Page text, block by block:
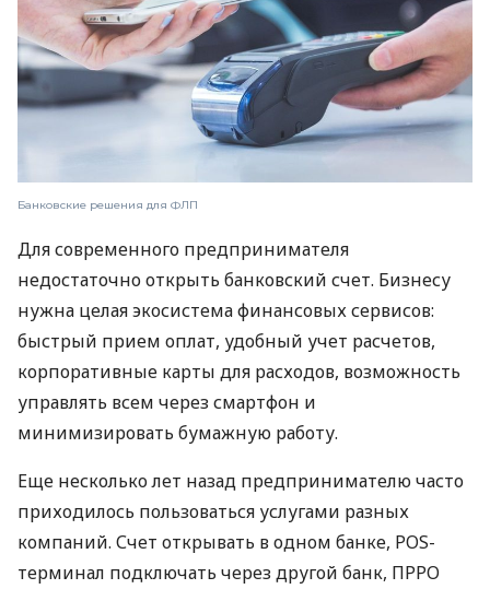
Банковские решения для ФЛП
Для современного предпринимателя
недостаточно открыть банковский счет. Бизнесу
нужна целая экосистема финансовых сервисов:
быстрый прием оплат, удобный учет расчетов,
корпоративные карты для расходов, возможность
управлять всем через смартфон и
минимизировать бумажную работу.
Еще несколько лет назад предпринимателю часто
приходилось пользоваться услугами разных
компаний. Счет открывать в одном банке, POS-
терминал подключать через другой банк, ПРРО